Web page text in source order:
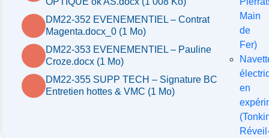
Main
de
Fer)
en
DM22-352 EVENEMENTIEL – Contrat
Magenta.docx_0 (1 Mo)
DM22-353 EVENEMENTIEL – Pauline
Croze.docx (1 Mo)
DM22-355 SUPP TECH – Signature BC
Entretien hottes & VMC (1 Mo)